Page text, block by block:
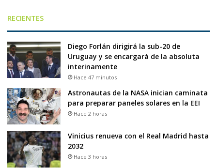
RECIENTES
Diego Forlán dirigirá la sub-20 de
Uruguay y se encargará de la absoluta
interinamente
Hace 47 minutos
Astronautas de la NASA inician caminata
para preparar paneles solares en la EEI
Hace 2 horas
Vinicius renueva con el Real Madrid hasta
2032
Hace 3 horas